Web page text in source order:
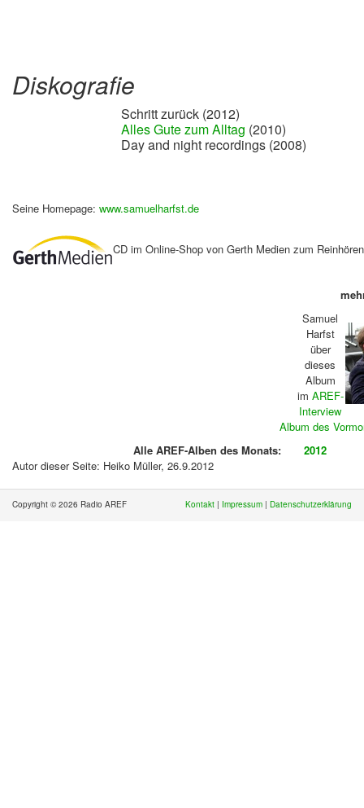
Diskografie
Schritt zurück (2012)
Alles Gute zum Alltag (2010)
Day and night recordings (2008)
Seine Homepage: www.samuelharfst.de
CD im Online-Shop von Gerth Medien zum
Samuel
Harfst
über
dieses
Album
im AREF-
Interview
Album des
Alle AREF-Alben des Monats:
2012
Autor dieser Seite: Heiko Müller, 26.9.2012
Copyright © 2026 Radio AREF Kontakt | Impressum | Datenschutzerklärung